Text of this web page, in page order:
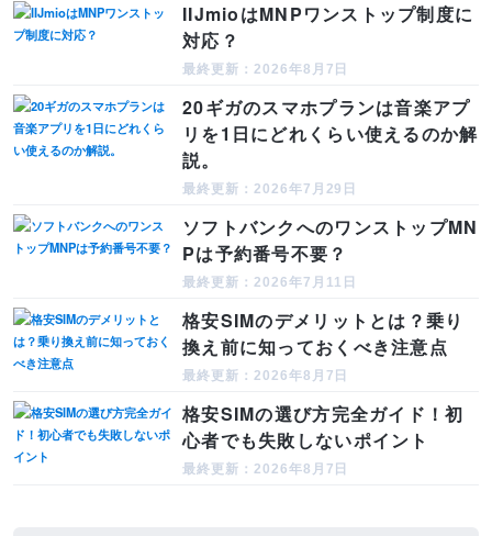
IIJmioはMNPワンストップ制度に
対応？
最終更新：2026年8月7日
20ギガのスマホプランは音楽アプ
リを1日にどれくらい使えるのか解
説。
最終更新：2026年7月29日
ソフトバンクへのワンストップMN
Pは予約番号不要？
最終更新：2026年7月11日
格安SIMのデメリットとは？乗り
換え前に知っておくべき注意点
最終更新：2026年8月7日
格安SIMの選び方完全ガイド！初
心者でも失敗しないポイント
最終更新：2026年8月7日